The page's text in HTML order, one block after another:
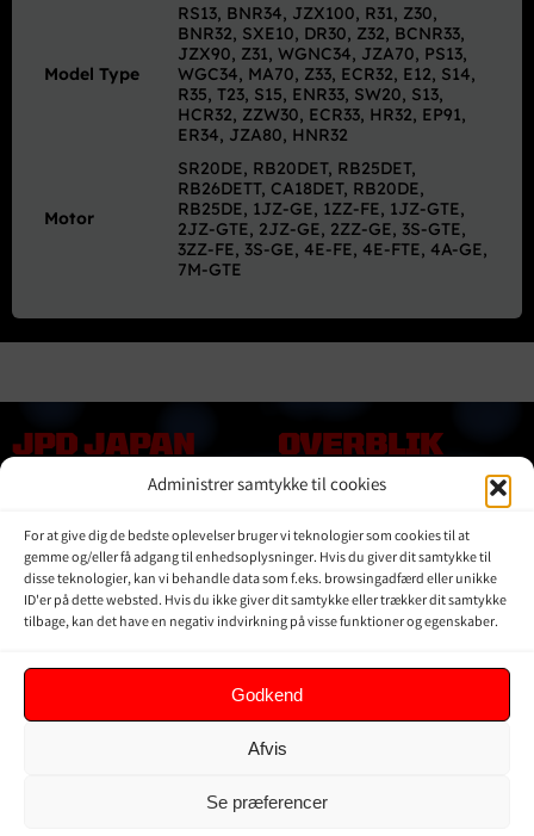
Administrer samtykke til cookies
For at give dig de bedste oplevelser bruger vi teknologier som cookies til at
gemme og/eller få adgang til enhedsoplysninger. Hvis du giver dit samtykke til
disse teknologier, kan vi behandle data som f.eks. browsingadfærd eller unikke
ID'er på dette websted. Hvis du ikke giver dit samtykke eller trækker dit samtykke
tilbage, kan det have en negativ indvirkning på visse funktioner og egenskaber.
Godkend
Afvis
Se præferencer
Model Type
RS13, BNR34, JZX100, R31, Z30,
BNR32, SXE10, DR30, Z32, BCNR33,
JZX90, Z31, WGNC34, JZA70, PS13,
WGC34, MA70, Z33, ECR32, E12, S14,
R35, T23, S15, ENR33, SW20, S13,
HCR32, ZZW30, ECR33, HR32, EP91,
ER34, JZA80, HNR32
Motor
SR20DE, RB20DET, RB25DET,
RB26DETT, CA18DET, RB20DE,
RB25DE, 1JZ-GE, 1ZZ-FE, 1JZ-GTE,
2JZ-GTE, 2JZ-GE, 2ZZ-GE, 3S-GTE,
3ZZ-FE, 3S-GE, 4E-FE, 4E-FTE, 4A-GE,
7M-GTE
JPD JAPAN
DENMARK
Kontakt Os
Om JPD Japan Denmark
Handelsbetingelser
Privat Politik
OVERBLIK
Online shop
Vores Mærker